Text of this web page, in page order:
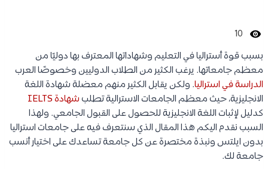
10
بسبب قوة أستراليا في التعليم وشهاداتها المعترف بها دوليًا من
معظم جامعاتها. يرغب الكثير من الطلاب الدوليين وخصوصًا العرب
الدراسة في استراليا. ولكن يقابل الكثير منهم معضلة شهادة اللغة
الانجليزية، حيث معظم الجامعات الاسترالية تطلبشهادة IELTS
كدليل لإثبات اللغة الانجليزية للحصول على القبول الجامعي. ولهذا
السبب نقدم اليكم هذا المقال الذي سنتعرف فيه على جامعات استراليا
بدون ايلتس ونبذة مختصرة عن كل جامعة تساعدك على اختيار أنسب
جامعة لك.